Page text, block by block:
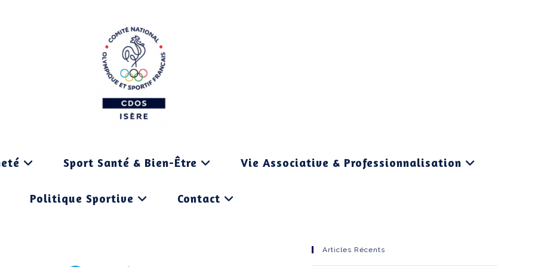
Sport Santé & Bien-Être Vie Associative & Professionnalisation
Politique Sportive Contact
Articles Récents